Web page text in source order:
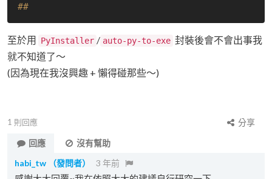
##
至於用 PyInstaller / auto-py-to-exe 封裝後會不會出事我
就不知道了～
(因為現在我沒興趣 + 懶得碰那些～)
1 則回應
分享
回應
沒有幫助
habi_tw
（發問者） 3 年前